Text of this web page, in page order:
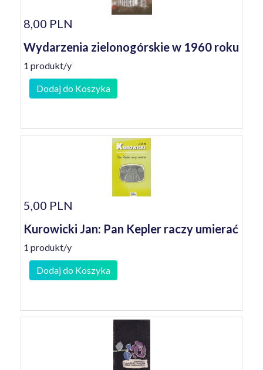
8,00 PLN
Wydarzenia zielonogórskie w 1960 roku
1 produkt/y
Dodaj do Koszyka
5,00 PLN
Kurowicki Jan: Pan Kepler raczy umierać
1 produkt/y
Dodaj do Koszyka